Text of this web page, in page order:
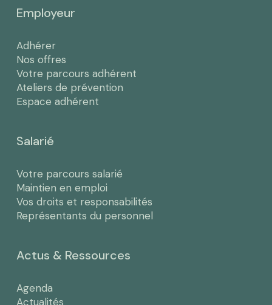
Employeur
Adhérer
Nos offres
Votre parcours adhérent
Ateliers de prévention
Espace adhérent
Salarié
Votre parcours salarié
Maintien en emploi
Vos droits et responsabilités
Représentants du personnel
Actus & Ressources
Agenda
Actualités